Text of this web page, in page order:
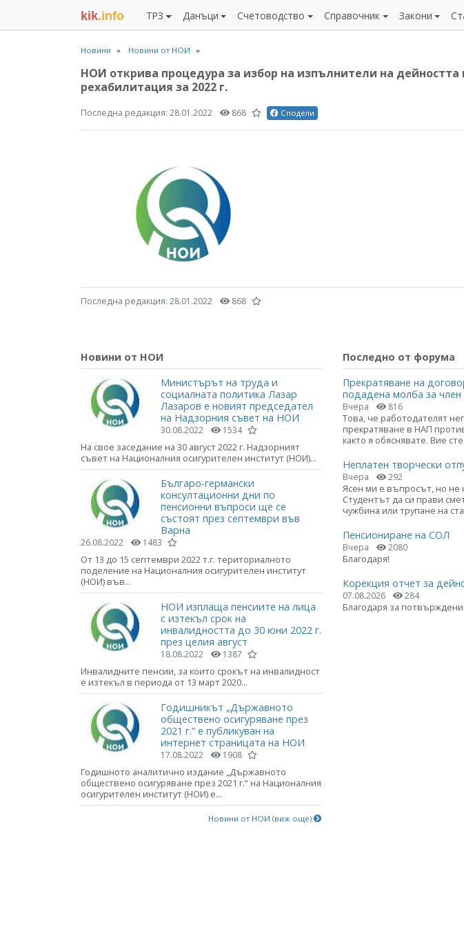
kik.info ТРЗ Данъци Счетоводство Справочник Закони
Новини Новини от НОИ
НОИ открива процедура за избор на изпълнители на
рехабилитация за 2022 г.
Последна редакция: 28.01.2022 868 Сподели
Последна редакция: 28.01.2022 868
Новини от НОИ
Министърът на труда и
социалната политика Лазар
Лазаров е новият председател
на Надзорния съвет на НОИ
30.08.2022 1534
На свое заседание на 30 август 2022 г. Надзорният
съвет на Националния осигурителен институт (НОИ)...
Българо-германски
консултационни дни по
пенсионни въпроси ще се
състоят през септември във
Варна
26.08.2022 1483
От 13 до 15 септември 2022 т.г. териториалното
поделение на Националния осигурителен институт
(НОИ) във...
НОИ изплаща пенсиите на лица
с изтекъл срок на
инвалидността до 30 юни 2022 г.
през целия август
18.08.2022 1387
Инвалидните пенсии, за които срокът на инвалидност
е изтекъл в периода от 13 март 2020...
Годишникът „Държавното
обществено осигуряване през
2021 г.“ е публикуван на
интернет страницата на НОИ
17.08.2022 1908
Годишното аналитично издание „Държавното
обществено осигуряване през 2021 г.“ на Националния
осигурителен институт (НОИ) е...
Новини от НОИ (виж още)
Последно от форума
Прекратяване на
подадена молба за член
Вчера 816
Това, че работодателят
прекратяване в НАП
както я обяснявате. Вие
Неплатен творчески
Вчера 292
Ясен ми е въпросът, но не
Студентът да си прави
чужбина или трупане на
Пенсиониране на СОЛ
Вчера 2080
Благодаря!
Корекция отчет за
07.08.2026 284
Благодаря за